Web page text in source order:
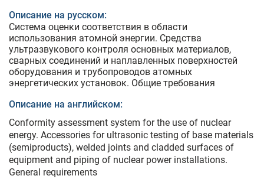
Описание на русском:
Система оценки соответствия в области
использования атомной энергии. Средства
ультразвукового контроля основных материалов,
сварных соединений и наплавленных поверхностей
оборудования и трубопроводов атомных
энергетических установок. Общие требования
Описание на английском:
Conformity assessment system for the use of nuclear
energy. Accessories for ultrasonic testing of base materials
(semiproducts), welded joints and cladded surfaces of
equipment and piping of nuclear power installations.
General requirements